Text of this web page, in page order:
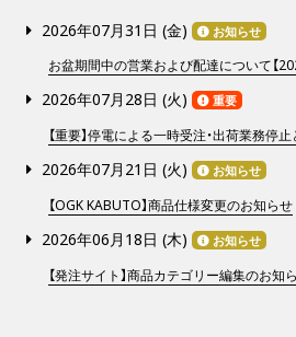
2026年07月31日 (金) お知らせ
お盆期間中の営業および配達について【
2026年07月28日 (火) 重要
【重要】停電による一時受注・出荷業務停
2026年07月21日 (火) お知らせ
【OGK KABUTO】商品仕様変更のお知らせ
2026年06月18日 (木) お知らせ
【発注サイト】商品カテゴリー編集のお知